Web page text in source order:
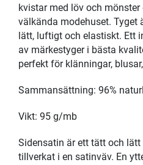
kvistar med löv och
välkända modehuset. Tyget
lätt, luftigt och elastiskt. Ett
av märkestyger i bästa
perfekt för klänningar,
Sammansättning: 96%
Vikt: 95 g/mb
Sidensatin är ett tätt och
tillverkat i en satinväv. En